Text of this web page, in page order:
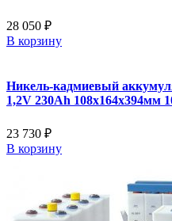
28 050 ₽
В корзину
Никель-кадмиевый
1,2V 230Ah 108x164x394мм
23 730 ₽
В корзину